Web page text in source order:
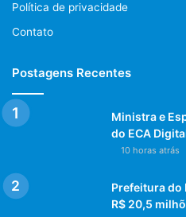
Política de privacidade
Contato
Postagens Recentes
Ministra e
do ECA
10 horas atrás
Prefeitura do
R$ 20,5